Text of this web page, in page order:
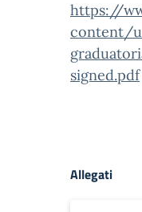
https://
content/
signed.pdf
Allegati